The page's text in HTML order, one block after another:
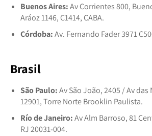
Buenos Aires:Av Corrientes 800,
Aráoz 1146, C1414, CABA.
Córdoba:Av. Fernando Fader 3971
Brasil
São Paulo:Av São João, 2405 / Av das
12901, Torre Norte Brooklin Paulista.
Río de Janeiro:Av Alm Barroso, 81
RJ 20031-004.